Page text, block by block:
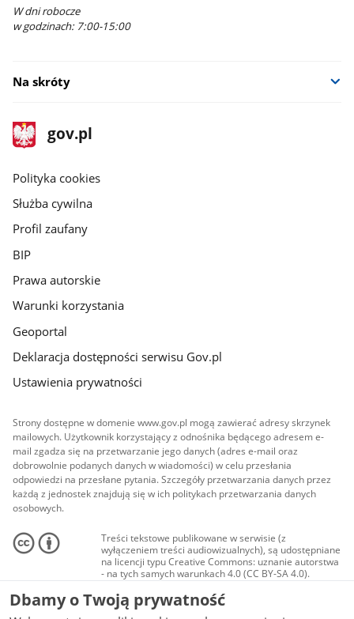
W dni robocze
w godzinach: 7:00-15:00
Na skróty
stopka
gov.pl
Strona
gov.pl
gov.pl
Polityka cookies
Służba cywilna
Profil zaufany
BIP
Prawa autorskie
Warunki korzystania
Geoportal
Deklaracja dostępności serwisu Gov.pl
Ustawienia prywatności
Strony dostępne w domenie www.gov.pl mogą zawierać adresy skrzynek
mailowych. Użytkownik korzystający z odnośnika będącego adresem e-
mail zgadza się na przetwarzanie jego danych (adres e-mail oraz
dobrowolnie podanych danych w wiadomości) w celu przesłania
odpowiedzi na przesłane pytania. Szczegóły przetwarzania danych przez
każdą z jednostek znajdują się w ich politykach przetwarzania danych
osobowych.
Treści tekstowe publikowane w serwisie (z
wyłączeniem treści audiowizualnych), są udostępniane
na licencji typu Creative Commons: uznanie autorstwa
- na tych samych warunkach 4.0 (CC BY-SA 4.0).
Materiały audiowizualne, w tym zdjęcia, materiały
audio i wideo, są udostępniane na licencji typu
Creative Commons: uznanie autorstwa użycie
Dbamy o Twoją prywatność